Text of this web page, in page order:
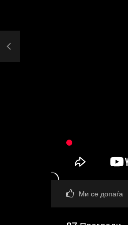
Ми се допаѓа